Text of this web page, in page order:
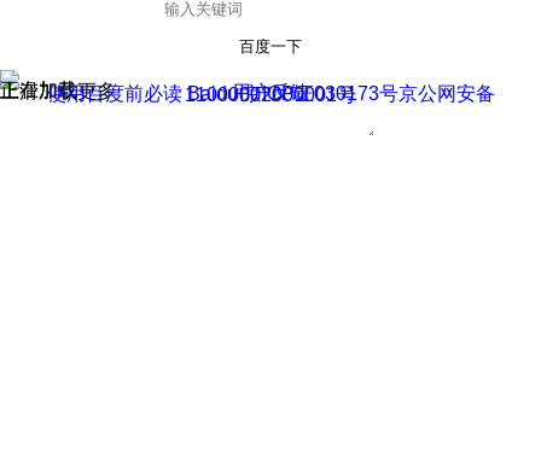
百度一下
正在加载
上滑加载更多 用户反馈
使用百度前必读 Baidu 京ICP证030173号
京公网安备11000002000001号